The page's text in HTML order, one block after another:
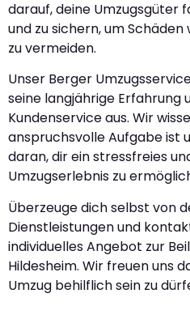
darauf, deine Umzugsgüter
und zu sichern, um
zu vermeiden.
Unser Berger
seine langjährige Erfahrung
Kundenservice aus. Wir
anspruchsvolle Aufgabe ist
daran, dir ein stressfreies
Umzugserlebnis zu
Überzeuge dich selbst von
Dienstleistungen und
individuelles Angebot zur
Hildesheim. Wir freuen uns
Umzug behilflich sein zu